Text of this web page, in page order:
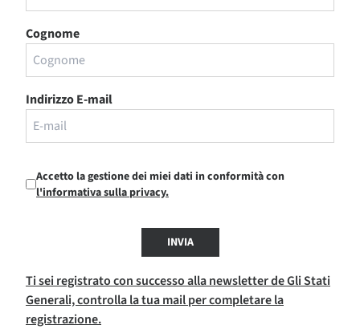
Cognome
Indirizzo E-mail
Accetto la gestione dei miei dati in conformità con
l'informativa sulla privacy.
INVIA
Ti sei registrato con successo alla newsletter de Gli Stati
Generali, controlla la tua mail per completare la
registrazione.